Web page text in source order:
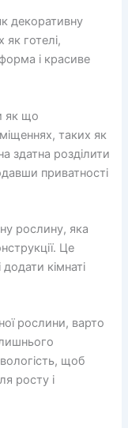
декоративну
готелі,
і красиве
як що
таких як
здатна розділити
приватності
рослину, яка
Це
кімнаті
рослини, варто
щоб
росту і